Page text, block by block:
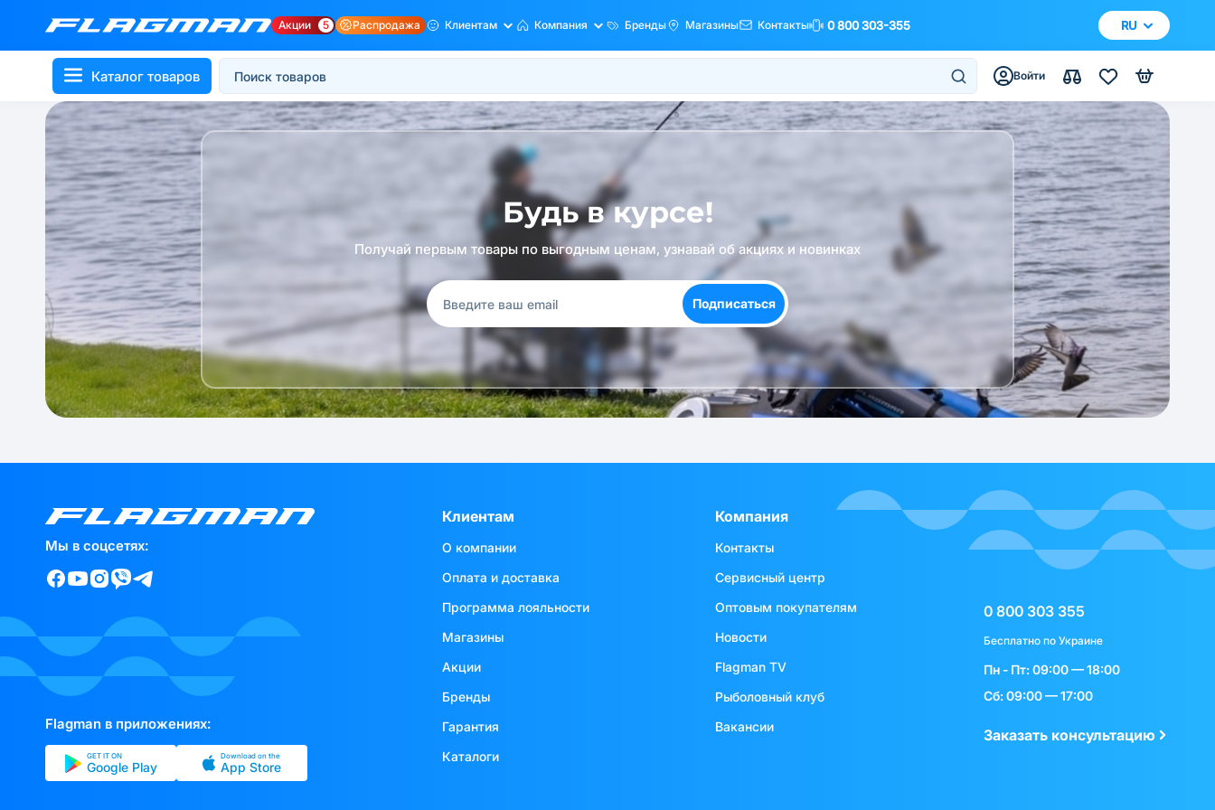
Акции 5 Распродажа Клиентам Компания Бренды Магазины Контакты 0 800 303-355 RU
Каталог товаров Войти
Будь в курсе!
Получай первым товары по выгодным ценам, узнавай об акциях и новинках
Подписаться
Мы в соцсетях:
Flagman в приложениях:
GET IT ON
Google Play
Download on the
App Store
Клиентам
О компании
Оплата и доставка
Программа лояльности
Магазины
Акции
Бренды
Гарантия
Каталоги
Компания
Контакты
Сервисный центр
Оптовым покупателям
Новости
Flagman TV
Рыболовный клуб
Вакансии
0 800 303 355
Бесплатно по Украине
Пн - Пт: 09:00 — 18:00
Сб: 09:00 — 17:00
Заказать консультацию